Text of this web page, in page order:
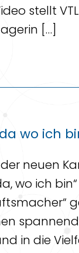
stellt
[…]
wo ich
neuen
wo ich
in die